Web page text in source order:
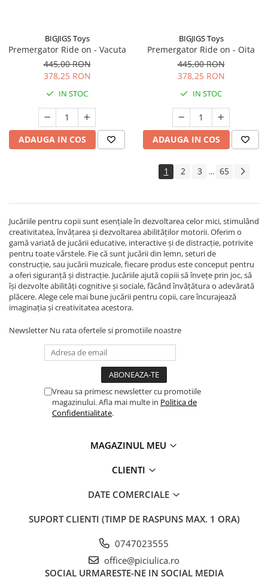
BIGJIGS Toys
Premergator Ride on - Vacuta
445,00 RON
378,25 RON
IN STOC
ADAUGA IN COS
BIGJIGS Toys
Premergator Ride on - Oita
445,00 RON
378,25 RON
IN STOC
ADAUGA IN COS
1 2 3 ... 65
Jucăriile pentru copii sunt esențiale în dezvoltarea celor mici, stimulând
creativitatea, învățarea și dezvoltarea abilităților motorii. Oferim o
gamă variată de jucării educative, interactive și de distracție, potrivite
pentru toate vârstele. Fie că sunt jucării din lemn, seturi de
construcție, sau jucării muzicale, fiecare produs este conceput pentru
a oferi siguranță și distracție. Jucăriile ajută copiii să învețe prin joc, să
își dezvolte abilități cognitive și sociale, făcând învățătura o adevărată
plăcere. Alege cele mai bune jucării pentru copii, care încurajează
imaginația și creativitatea acestora.
Newsletter Nu rata ofertele si promotiile noastre
Vreau sa primesc newsletter cu promotiile
magazinului. Afla mai multe in Politica de
Confidentialitate.
MAGAZINUL MEU
CLIENTI
DATE COMERCIALE
SUPORT CLIENTI (TIMP DE RASPUNS MAX. 1 ORA)
0747023555
office@piciulica.ro
SOCIAL URMARESTE-NE IN SOCIAL MEDIA